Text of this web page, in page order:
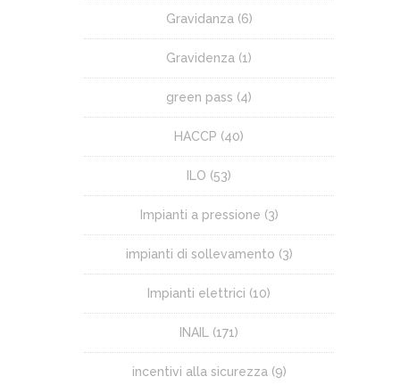
Gravidanza (6)
Gravidenza (1)
green pass (4)
HACCP (40)
ILO (53)
Impianti a pressione (3)
impianti di sollevamento (3)
Impianti elettrici (10)
INAIL (171)
incentivi alla sicurezza (9)